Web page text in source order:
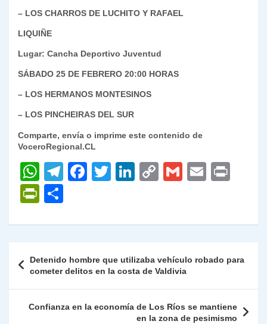
– LOS CHARROS DE LUCHITO Y RAFAEL
LIQUIÑE
Lugar: Cancha Deportivo Juventud
SÁBADO 25 DE FEBRERO 20:00 HORAS
– LOS HERMANOS MONTESINOS
– LOS PINCHEIRAS DEL SUR
Comparte, envía o imprime este contenido de
VoceroRegional.CL
W
h
at
s
p
p
T
gr
m
F
e
o
o
k
T
er
Li
e
n
C
y
n
k
G
l
E
l
P
nt
Fr
ie
n
dl
m
p
ar
tir
de
entradas
Detenido hombre que utilizaba vehículo robado para
cometer delitos en la costa de Valdivia
Confianza en la economía de Los Ríos se mantiene
en la zona de pesimismo